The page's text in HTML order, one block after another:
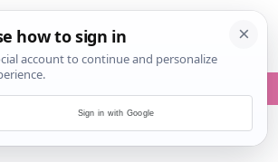
Sign in with Google